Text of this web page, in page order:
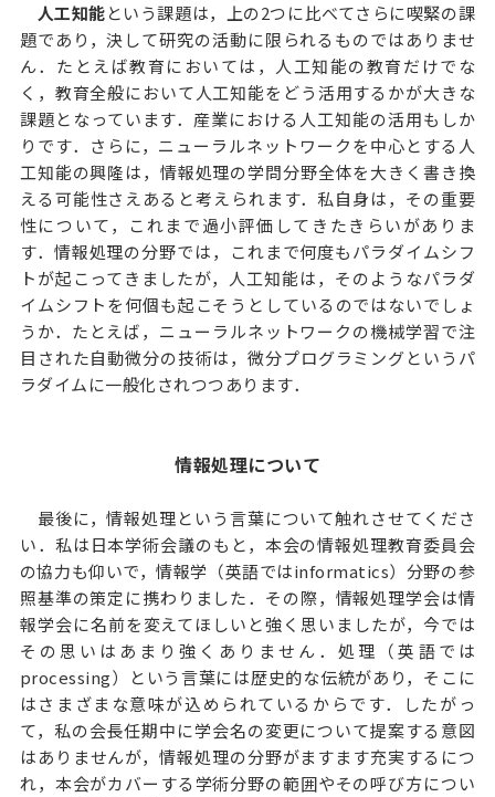
人工知能という課題は，上の2つに比べてさらに喫緊の課
題であり，決して研究の活動に限られるものではありませ
ん．たとえば教育においては，人工知能の教育だけでな
く，教育全般において人工知能をどう活用するかが大きな
課題となっています．産業における人工知能の活用もしか
りです．さらに，ニューラルネットワークを中心とする人
工知能の興隆は，情報処理の学問分野全体を大きく書き換
える可能性さえあると考えられます．私自身は，その重要
性について，これまで過小評価してきたきらいがありま
す．情報処理の分野では，これまで何度もパラダイムシフ
トが起こってきましたが，人工知能は，そのようなパラダ
イムシフトを何個も起こそうとしているのではないでしょ
うか．たとえば，ニューラルネットワークの機械学習で注
目された自動微分の技術は，微分プログラミングというパ
ラダイムに一般化されつつあります．
情報処理について
最後に，情報処理という言葉について触れさせてくださ
い．私は日本学術会議のもと，本会の情報処理教育委員会
の協力も仰いで，情報学（英語ではinformatics）分野の参
照基準の策定に携わりました．その際，情報処理学会は情
報学会に名前を変えてほしいと強く思いましたが，今では
その思いはあまり強くありません．処理（英語では
processing）という言葉には歴史的な伝統があり，そこに
はさまざまな意味が込められているからです．したがっ
て，私の会長任期中に学会名の変更について提案する意図
はありませんが，情報処理の分野がますます充実するにつ
れ，本会がカバーする学術分野の範囲やその呼び方につい